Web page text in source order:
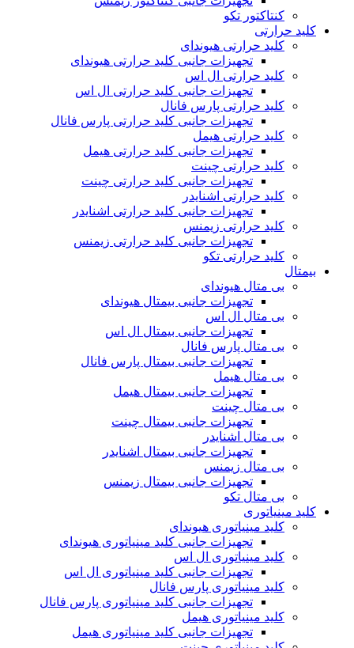
کنتاکتور تکو
کلید حرارتی
کلید حرارتی هیوندای
تجهیزات جانبی کلید حرارتی هیوندای
کلید حرارتی ال اس
تجهیزات جانبی کلید حرارتی ال اس
کلید حرارتی پارس فانال
تجهیزات جانبی کلید حرارتی پارس فانال
کلید حرارتی هیمل
تجهیزات جانبی کلید حرارتی هیمل
کلید حرارتی چینت
تجهیزات جانبی کلید حرارتی چینت
کلید حرارتی اشنایدر
تجهیزات جانبی کلید حرارتی اشنایدر
کلید حرارتی زیمنس
تجهیزات جانبی کلید حرارتی زیمنس
کلید حرارتی تکو
بیمتال
بی متال هیوندای
تجهیزات جانبی بیمتال هیوندای
بی متال ال اس
تجهیزات جانبی بیمتال ال اس
بی متال پارس فانال
تجهیزات جانبی بیمتال پارس فانال
بی متال هیمل
تجهیزات جانبی بیمتال هیمل
بی متال چینت
تجهیزات جانبی بیمتال چینت
بی متال اشنایدر
تجهیزات جانبی بیمتال اشنایدر
بی متال زیمنس
تجهیزات جانبی بیمتال زیمنس
بی متال تکو
کلید مینیاتوری
کلید مینیاتوری هیوندای
تجهیزات جانبی کلید مینیاتوری هیوندای
کلید مینیاتوری ال اس
تجهیزات جانبی کلید مینیاتوری ال اس
کلید مینیاتوری پارس فانال
تجهیزات جانبی کلید مینیاتوری پارس فانال
کلید مینیاتوری هیمل
تجهیزات جانبی کلید مینیاتوری هیمل